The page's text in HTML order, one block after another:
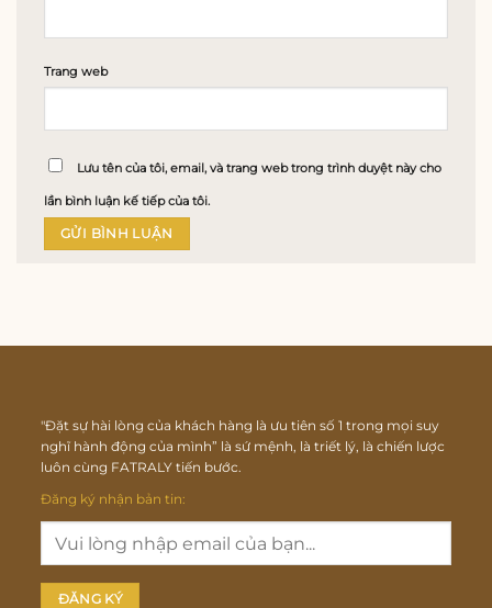
Trang web
Lưu tên của tôi, email, và trang web trong trình duyệt này cho
lần bình luận kế tiếp của tôi.
"Đặt sự hài lòng của khách hàng là ưu tiên số 1 trong mọi suy
nghĩ hành động của mình” là sứ mệnh, là triết lý, là chiến lược
luôn cùng FATRALY tiến bước.
Đăng ký nhận bản tin: